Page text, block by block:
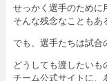
せっかく選手のために
そんな残念なこともあ
でも、選手たちは試合
どうしても渡したいも
チーム公式サイトに、